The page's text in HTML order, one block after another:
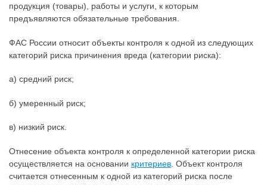
продукция (товары), работы и услуги, к которым
предъявляются обязательные требования.
ФАС России относит объекты контроля к одной из следующих
категорий риска причинения вреда (категории риска):
а) средний риск;
б) умеренный риск;
в) низкий риск.
Отнесение объекта контроля к определенной категории риска
осуществляется на основании критериев . Объект контроля
считается отнесенным к одной из категорий риска после